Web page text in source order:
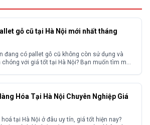
gỗ cũ tại Hà Nội mới nhất tháng
đang có pallet gỗ cũ không còn sử dụng và
với giá tốt tại Hà Nội? Bạn muốn tìm một
Hóa Tại Hà Nội Chuyên Nghiệp Giá
tại Hà Nội ở đâu uy tín, giá tốt hiện nay?